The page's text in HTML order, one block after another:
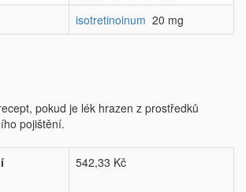
isotretinoinum 20 mg
pokud je lék hrazen z prostředků
pojištění.
542,33 Kč